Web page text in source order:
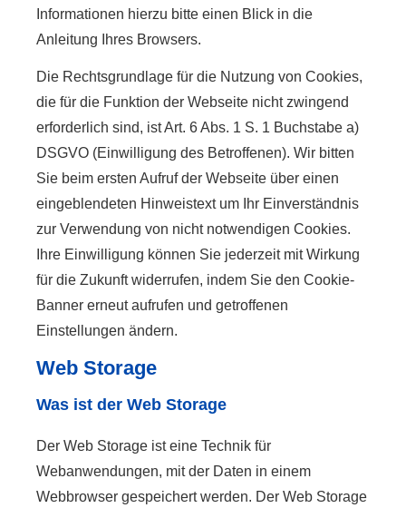
Informationen hierzu bitte einen Blick in die
Anleitung Ihres Browsers.
Die Rechtsgrundlage für die Nutzung von Cookies,
die für die Funktion der Webseite nicht zwingend
erforderlich sind, ist Art. 6 Abs. 1 S. 1 Buchstabe a)
DSGVO (Einwilligung des Betroffenen). Wir bitten
Sie beim ersten Aufruf der Webseite über einen
eingeblendeten Hinweistext um Ihr Einverständnis
zur Verwendung von nicht notwendigen Cookies.
Ihre Einwilligung können Sie jederzeit mit Wirkung
für die Zukunft widerrufen, indem Sie den Cookie-
Banner erneut aufrufen und getroffenen
Einstellungen ändern.
Web Storage
Was ist der Web Storage
Der Web Storage ist eine Technik für
Webanwendungen, mit der Daten in einem
Webbrowser gespeichert werden. Der Web Storage